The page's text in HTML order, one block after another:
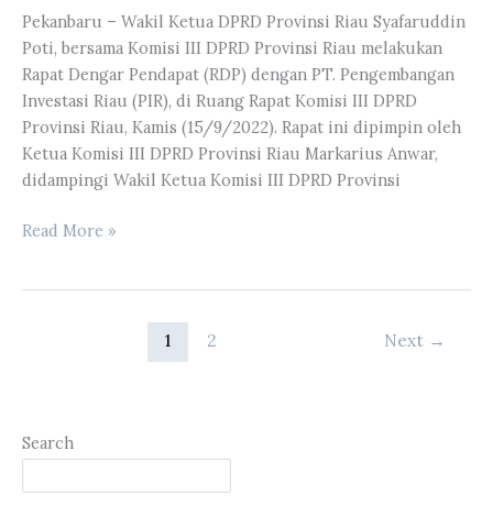
NA
dan
Ranperda
Tentang
Rencana
PPLH
Tahun
2051
Pekanbaru – Wakil Ketua DPRD Provinsi Riau Syafaruddin
Poti, bersama Komisi III DPRD Provinsi Riau melakukan
Rapat Dengar Pendapat (RDP) dengan PT. Pengembangan
Investasi Riau (PIR), di Ruang Rapat Komisi III DPRD
Provinsi Riau, Kamis (15/9/2022). Rapat ini dipimpin oleh
Ketua Komisi III DPRD Provinsi Riau Markarius Anwar,
didampingi Wakil Ketua Komisi III DPRD Provinsi
Komisi
Pengembangan
Investasi
Riau
Read More »
1 2 Next →
Search